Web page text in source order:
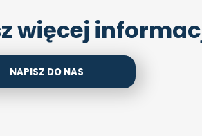
więcej
NAPISZ DO NAS